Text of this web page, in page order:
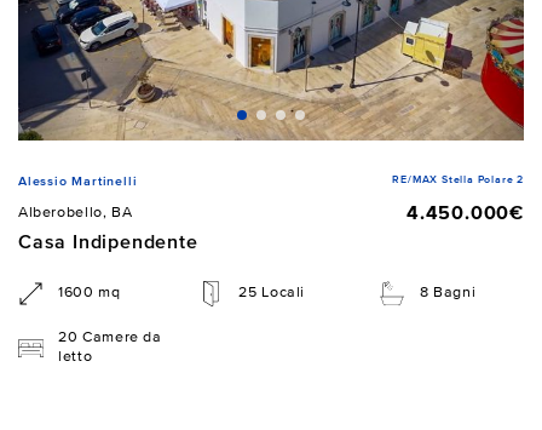
Alessio Martinelli RE/MAX Stella Polare 2
Alberobello, BA
4.450.000€
Casa Indipendente
1600 mq 25 Locali 8 Bagni
20 Camere da
letto